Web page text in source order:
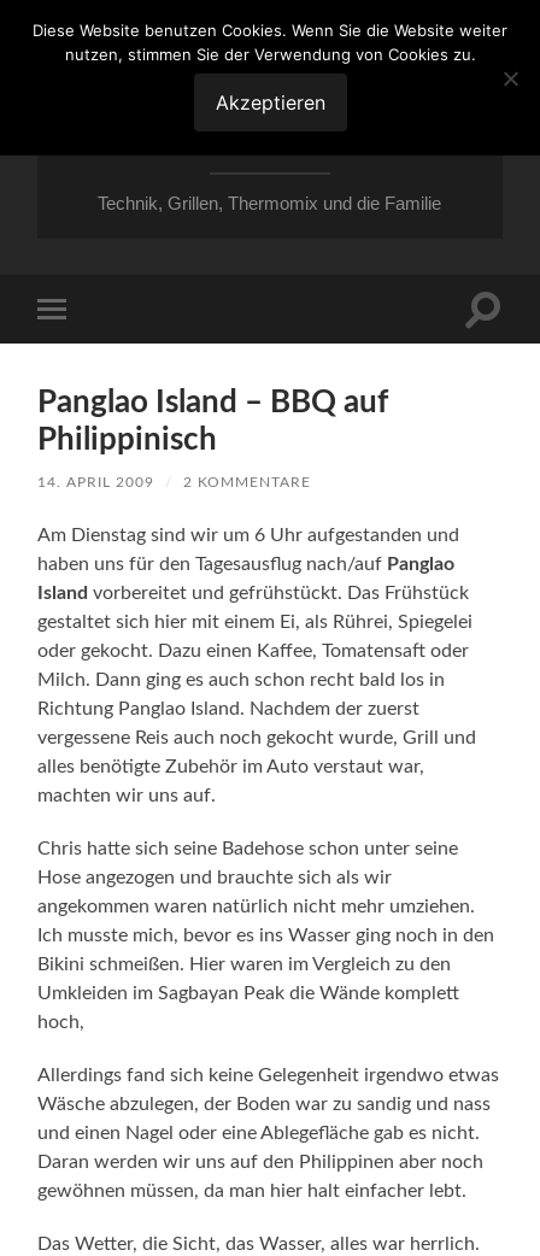
VON ESSEN ÜBER
HESSEN NACH
MOERS
Technik, Grillen, Thermomix und die Familie
Menü
Panglao Island – BBQ auf
Philippinisch
14. APRIL 2009 / 2 KOMMENTARE
Am Dienstag sind wir um 6 Uhr aufgestanden und
haben uns für den Tagesausflug nach/auf Panglao
Island vorbereitet und gefrühstückt. Das Frühstück
gestaltet sich hier mit einem Ei, als Rührei, Spiegelei
oder gekocht. Dazu einen Kaffee, Tomatensaft oder
Milch. Dann ging es auch schon recht bald los in
Richtung Panglao Island. Nachdem der zuerst
vergessene Reis auch noch gekocht wurde, Grill und
alles benötigte Zubehör im Auto verstaut war,
machten wir uns auf.
Chris hatte sich seine Badehose schon unter seine
Hose angezogen und brauchte sich als wir
angekommen waren natürlich nicht mehr umziehen.
Ich musste mich, bevor es ins Wasser ging noch in den
Bikini schmeißen. Hier waren im Vergleich zu den
Umkleiden im Sagbayan Peak die Wände komplett
hoch,
Allerdings fand sich keine Gelegenheit irgendwo etwas
Wäsche abzulegen, der Boden war zu sandig und nass
und einen Nagel oder eine Ablegefläche gab es nicht.
Daran werden wir uns auf den Philippinen aber noch
gewöhnen müssen, da man hier halt einfacher lebt.
Das Wetter, die Sicht, das Wasser, alles war herrlich.
Diese Website benutzen Cookies. Wenn Sie die Website weiter
nutzen, stimmen Sie der Verwendung von Cookies zu.
Akzeptieren